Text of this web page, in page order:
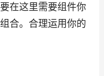
在这里需要组件你
合。合理运用你的